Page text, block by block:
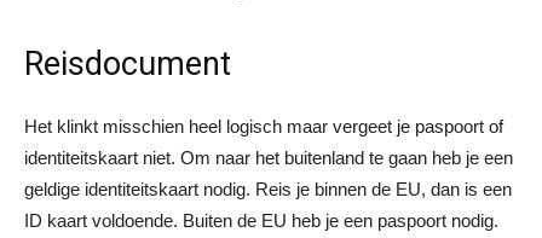
Reisdocument
Het klinkt misschien heel logisch maar vergeet je paspoort of
identiteitskaart niet. Om naar het buitenland te gaan heb je een
geldige identiteitskaart nodig. Reis je binnen de EU, dan is een
ID kaart voldoende. Buiten de EU heb je een paspoort nodig.